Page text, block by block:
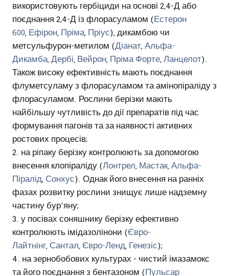
використовують гербіциди на основі 2,4-Д або
поєднання 2,4-Д із флорасуламом (Естерон
600, Ефірон, Пріма, Пріус), дикамбою чи
метсульфурон-метилом (Діанат,Альфа-
Дикамба,Дербі, Вейрон, Пріма Форте,Ланцелот).
Також високу ефективність мають поєднання
флуметсуламу з флорасуламом та амінопіраліду з
флорасуламом. Рослини берізки мають
найбільшу чутливість до дії препаратів під час
формування пагонів та за наявності активних
ростових процесів;
на ріпаку берізку контролюють за допомогою
внесення клопіраліду (Лонтрел, Мастак,Альфа-
Піралід, Сонхус). Однак його внесення на ранніх
фазах розвитку рослини знищує лише надземну
частину бур'яну;
у посівах соняшнику берізку ефективно
контролюють імідазолінони (Євро-
Лайтнінг, Сантал, Євро-Ленд, Генезіс);
на зернобобових культурах - чистий імазамокс
та його поєднання з бентазоном (Пульсар